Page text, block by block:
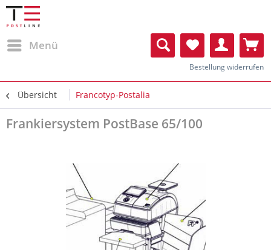
Menü
Bestellung widerrufen
Übersicht Francotyp-Postalia
Frankiersystem PostBase 65/100